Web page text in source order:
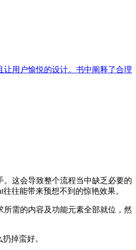
用户愉悦的设计。书中阐释了合理
这会导致整个流程当中缺乏必要的
往能带来预想不到的惊艳效果。
需的内容及功能元素全部就位，然
掉蛮好。